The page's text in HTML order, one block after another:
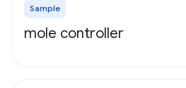
Sample
mole controller